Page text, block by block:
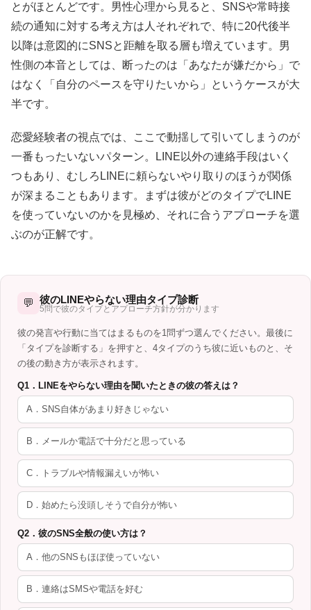
とがほとんどです。男性心理から見ると、SNSや常時接
続の通知に対する考え方は人それぞれで、特に20代後半
以降は意図的にSNSと距離を取る層も増えています。男
性側の本音としては、断ったのは「あなたが嫌だから」で
はなく「自分のペースを守りたいから」というケースが大
半です。
恋愛経験者の視点では、ここで動揺して引いてしまうのが
一番もったいないパターン。LINE以外の連絡手段はいく
つもあり、むしろLINEに頼らないやり取りのほうが関係
が深まることもあります。まずは彼がどのタイプでLINE
を使っていないのかを見極め、それに合うアプローチを選
ぶのが正解です。
💬 彼のLINEやらない理由タイプ診断
5問で彼のタイプとアプローチ方針が分かります
彼の発言や行動に当てはまるものを1問ずつ選んでください。最後に
「タイプを診断する」を押すと、4タイプのうち彼に近いものと、そ
の後の動き方が表示されます。
Q1．LINEをやらない理由を聞いたときの彼の答えは？
A．SNS自体があまり好きじゃない
B．メールか電話で十分だと思っている
C．トラブルや情報漏えいが怖い
D．始めたら没頭しそうで自分が怖い
Q2．彼のSNS全般の使い方は？
A．他のSNSもほぼ使っていない
B．連絡はSMSや電話を好む